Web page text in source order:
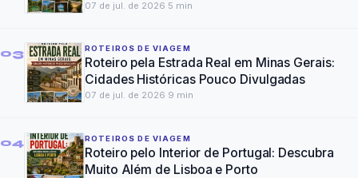
07 de jul. de 2026 5 min
03 ROTEIROS DE VIAGEM
Roteiro pela Estrada Real em Minas Gerais:
Cidades Históricas Pouco Divulgadas
07 de jul. de 2026 9 min
04 ROTEIROS DE VIAGEM
Roteiro pelo Interior de Portugal: Descubra
Muito Além de Lisboa e Porto